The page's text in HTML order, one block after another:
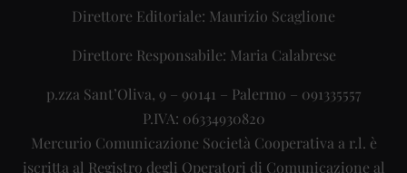
Direttore Editoriale: Maurizio Scaglione
Direttore Responsabile: Maria Calabrese
p.zza Sant’Oliva, 9 – 90141 – Palermo – 091335557
P.IVA: 06334930820
Mercurio Comunicazione Società Cooperativa a r.l. è
iscritta al Registro degli Operatori di Comunicazione al